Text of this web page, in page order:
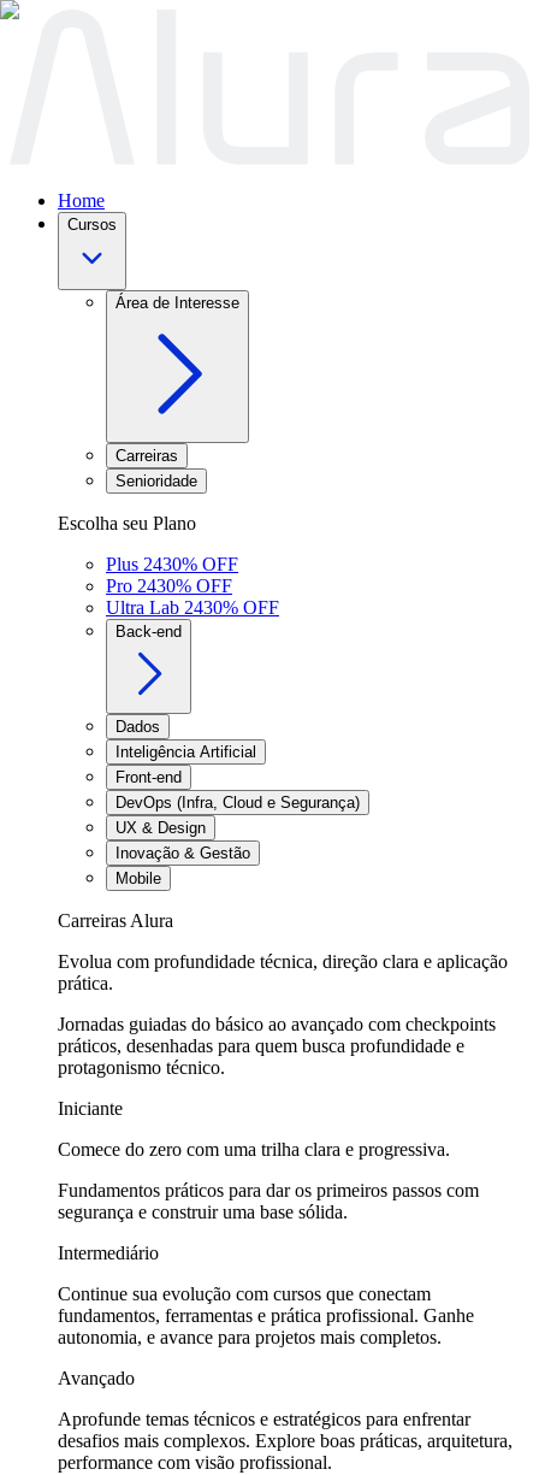
Home
Cursos
Área de Interesse
Carreiras
Senioridade
Escolha seu Plano
Plus 2430% OFF
Pro 2430% OFF
Ultra Lab 2430% OFF
Back-end
Dados
Inteligência Artificial
Front-end
DevOps (Infra, Cloud e Segurança)
UX & Design
Inovação & Gestão
Mobile
Carreiras Alura
Evolua com profundidade técnica, direção clara e aplicação
prática.
Jornadas guiadas do básico ao avançado com checkpoints
práticos, desenhadas para quem busca profundidade e
protagonismo técnico.
Iniciante
Comece do zero com uma trilha clara e progressiva.
Fundamentos práticos para dar os primeiros passos com
segurança e construir uma base sólida.
Intermediário
Continue sua evolução com cursos que conectam
fundamentos, ferramentas e prática profissional. Ganhe
autonomia, e avance para projetos mais completos.
Avançado
Aprofunde temas técnicos e estratégicos para enfrentar
desafios mais complexos. Explore boas práticas, arquitetura,
performance com visão profissional.